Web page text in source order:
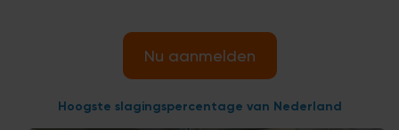
Nu aanmelden
Hoogste slagingspercentage van Nederland